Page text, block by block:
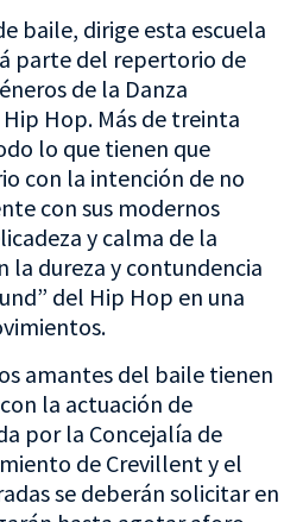
baile, dirige esta escuela
parte del repertorio de
de la Danza
Hop. Más de treinta
lo que tienen que
con la intención de no
con sus modernos
y calma de la
la dureza y contundencia
del Hip Hop en una
amantes del baile tienen
la actuación de
por la Concejalía de
de Crevillent y el
se deberán solicitar en